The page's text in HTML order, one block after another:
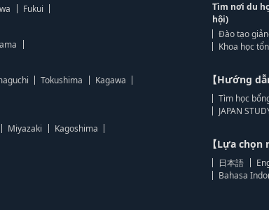
Fukui
Tokushima
Kagawa
Miyazaki
Kagoshima
Tìm nơi du
hội)
Đào tạo
Khoa học
【Hướng
Tìm học
JAPAN
【Lựa chọn
日本語
Bahasa